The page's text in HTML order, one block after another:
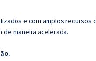
e com amplos recursos
de maneira acelerada.